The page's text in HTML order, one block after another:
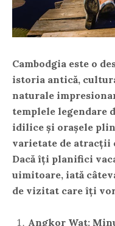
Cambodgia este o
istoria antică,
naturale
templele legendare
idilice și orașele
varietate de atracții
Dacă îți planifici
uimitoare, iată
de vizitat care îți
Angkor Wat: